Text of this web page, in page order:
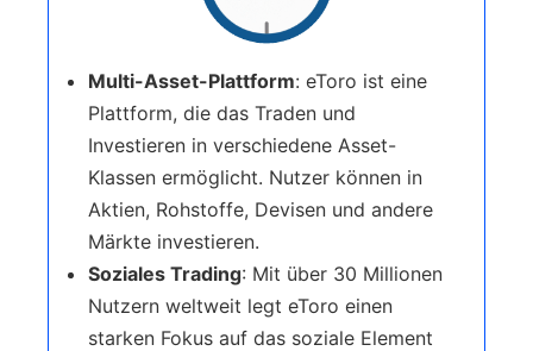
Multi-Asset-Plattform: eToro ist eine
Plattform, die das Traden und
Investieren in verschiedene Asset-
Klassen ermöglicht. Nutzer können in
Aktien, Rohstoffe, Devisen und andere
Märkte investieren.
Soziales Trading: Mit über 30 Millionen
Nutzern weltweit legt eToro einen
starken Fokus auf das soziale Element